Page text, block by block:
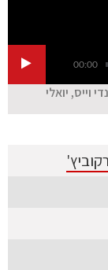
00:00
יואלי